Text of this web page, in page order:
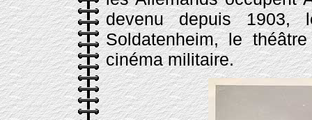
devenu depuis 1903,
Soldatenheim, le
cinéma militaire.